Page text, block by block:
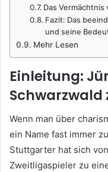
Das Vermächtnis
Fazit: Das
und seine
Mehr Lesen
Einleitung:
Wenn man über
ein Name fast immer
Stuttgarter hat sich
Zweitligaspieler zu